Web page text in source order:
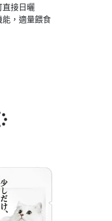
直接日曬
，適量餵食